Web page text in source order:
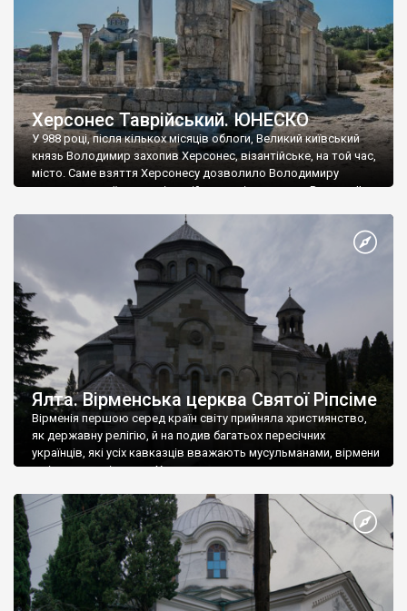
Херсонес Таврійський. ЮНЕСКО
У 988 році, після кількох місяців облоги, Великий київський
князь Володимир захопив Херсонес, візантійське, на той час,
місто. Саме взяття Херсонесу дозволило Володимиру
диктувати свої умови візантійському імператору Василю ІІ, та
Херсонесі Володимир-язичник, став Василем-християнином.
А потім було Хрещення Русі. На честь Херсонесу Таврійського
Ялта. Вірменська церква Святої Ріпсіме
Вірменія першою серед країн світу прийняла християнство,
як державну релігію, й на подив багатьох пересічних
українців, які усіх кавказців вважають мусульманами, вірмени
є відданими вірянами Христа